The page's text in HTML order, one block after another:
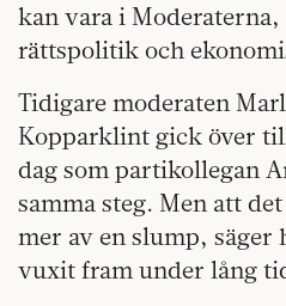
kan vara i
rättspolitik och
Tidigare moderaten
Kopparklint gick över
dag som partikollegan
samma steg. Men att
mer av en slump, säger
vuxit fram under lång